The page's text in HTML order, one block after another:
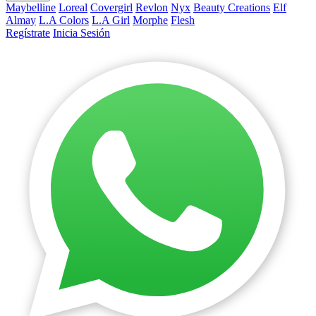
Maybelline Loreal Covergirl Revlon Nyx Beauty Creations Elf
Almay L.A Colors L.A Girl Morphe Flesh
Regístrate Inicia Sesión